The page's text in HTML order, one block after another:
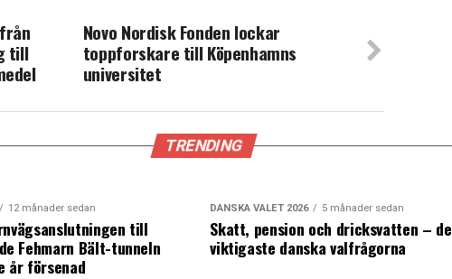
Novo Nordisk Fonden lockar
toppforskare till Köpenhamns
universitet
till
TRENDING
12 månader sedan
till
Fehmarn Bält-tunneln
år försenad
DANSKA VALET 2026 5 månader sedan
Skatt, pension och dricksvatten – de
viktigaste danska valfrågorna